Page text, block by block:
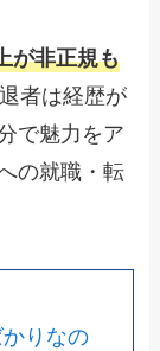
が非正規も
者は経歴が
で魅力をア
の就職・転
りなの